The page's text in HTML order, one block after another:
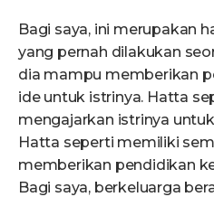
Bagi saya, ini merupakan
yang pernah dilakukan
dia mampu memberikan
ide untuk istrinya. Hatta
mengajarkan istrinya
Hatta seperti memiliki
memberikan pendidikan
Bagi saya, berkeluarga